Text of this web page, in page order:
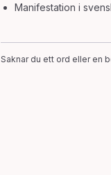
Manifestation i
Saknar du ett ord eller en